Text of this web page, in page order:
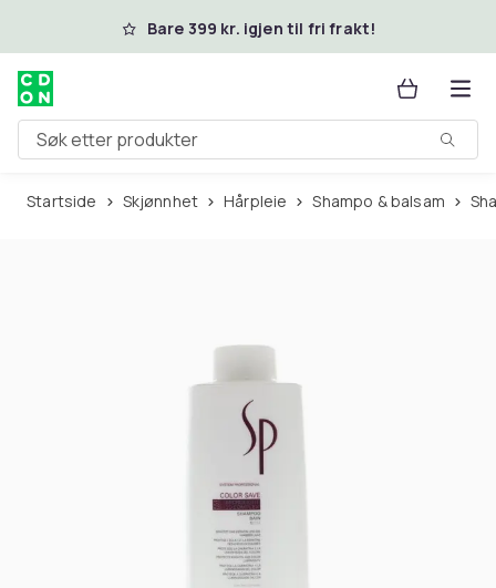
Hopp til hovedinnholdBare 399 kr. igjen til fri frakt!
Søk etter produkter
Startside Skjønnhet Hårpleie Shampo & balsam